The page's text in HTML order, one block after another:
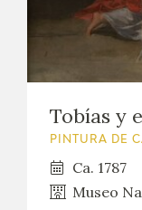
Tobías y
PINTURA DE
Ca. 1787
Museo